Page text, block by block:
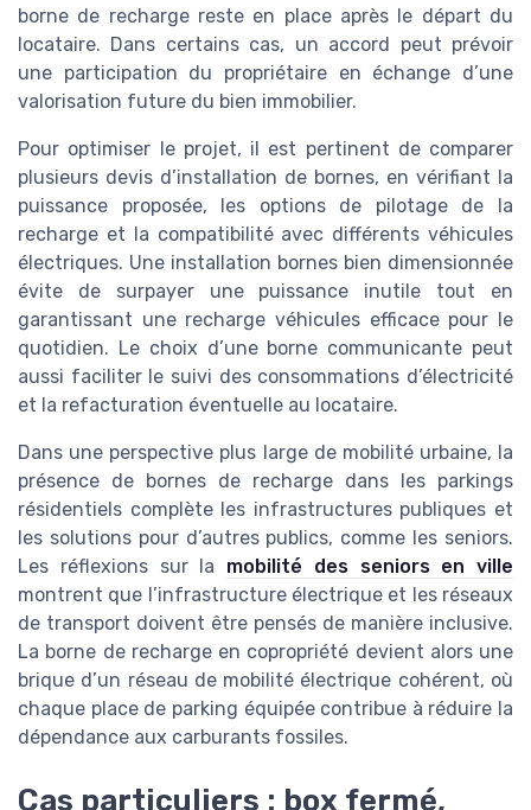
borne de recharge reste en place après le départ du
locataire. Dans certains cas, un accord peut prévoir
une participation du propriétaire en échange d’une
valorisation future du bien immobilier.
Pour optimiser le projet, il est pertinent de comparer
plusieurs devis d’installation de bornes, en vérifiant la
puissance proposée, les options de pilotage de la
recharge et la compatibilité avec différents véhicules
électriques. Une installation bornes bien dimensionnée
évite de surpayer une puissance inutile tout en
garantissant une recharge véhicules efficace pour le
quotidien. Le choix d’une borne communicante peut
aussi faciliter le suivi des consommations d’électricité
et la refacturation éventuelle au locataire.
Dans une perspective plus large de mobilité urbaine, la
présence de bornes de recharge dans les parkings
résidentiels complète les infrastructures publiques et
les solutions pour d’autres publics, comme les seniors.
Les réflexions sur la mobilité des seniors en ville
montrent que l’infrastructure électrique et les réseaux
de transport doivent être pensés de manière inclusive.
La borne de recharge en copropriété devient alors une
brique d’un réseau de mobilité électrique cohérent, où
chaque place de parking équipée contribue à réduire la
dépendance aux carburants fossiles.
Cas particuliers : box fermé,